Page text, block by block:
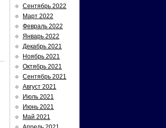
Сентябрь 2022
Март 2022
Февраль 2022
Январь 2022
Декабрь 2021
Ноябрь 2021
Октябрь 2021
Сентябрь 2021
Август 2021
Июль 2021
Июнь 2021
Май 2021